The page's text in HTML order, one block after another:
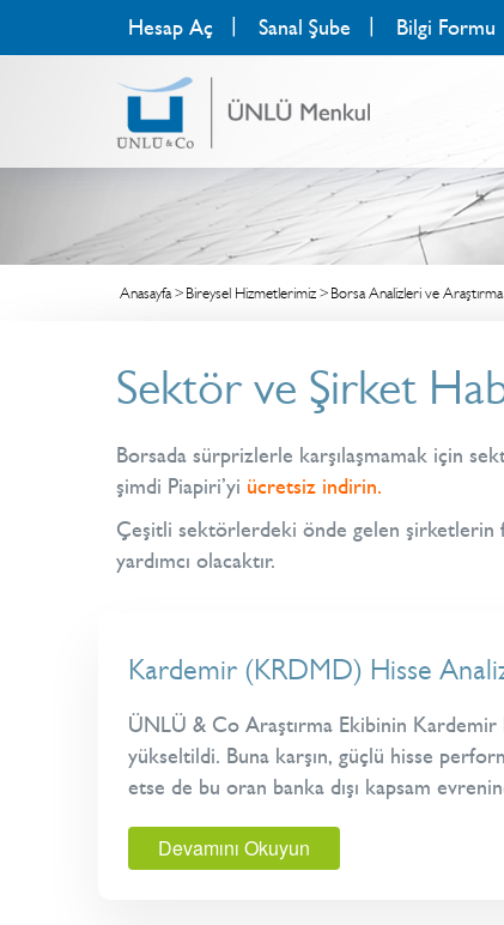
Hesap Aç Sanal Şube Bilgi Formu
Anasayfa Bireysel Hizmetlerimiz Borsa Analizleri ve
Sektör ve Şirket
Borsada sürprizlerle karşılaşmamak için
şimdi Piapiri’yi ücretsiz indirin.
Çeşitli sektörlerdeki önde gelen şirketlerin
yardımcı olacaktır.
Kardemir (KRDMD) Hisse
ÜNLÜ & Co Araştırma Ekibinin Kardemir
yükseltildi. Buna karşın, güçlü hisse
etse de bu oran banka dışı kapsam
Devamını Okuyun